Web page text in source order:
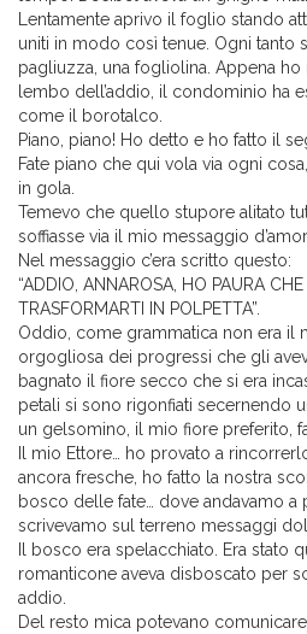
Lentamente aprivo il foglio stando
uniti in modo così tenue. Ogni tanto
pagliuzza, una fogliolina. Appena ho
lembo dell’addio, il condominio ha
come il borotalco.
Piano, piano! Ho detto e ho fatto il
Fate piano che qui vola via ogni
in gola.
Temevo che quello stupore alitato
soffiasse via il mio messaggio
Nel messaggio c’era scritto questo:
“ADDIO, ANNAROSA, HO PAURA
TRASFORMARTI IN POLPETTA”.
Oddio, come grammatica non era il
orgogliosa dei progressi che gli
bagnato il fiore secco che si era
petali si sono rigonfiati secernendo
un gelsomino, il mio fiore preferito,
Il mio Ettore… ho provato a
ancora fresche, ho fatto la nostra
bosco delle fate… dove andavamo a
scrivevamo sul terreno messaggi
Il bosco era spelacchiato. Era stato
romanticone aveva disboscato per
addio.
Del resto mica potevano